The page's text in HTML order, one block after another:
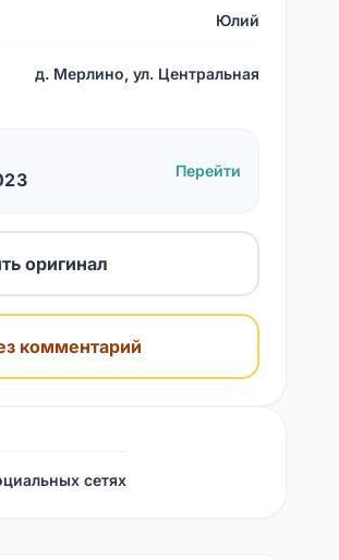
Юлий
д. Мерлино, ул. Центральная
Перейти
оригинал
комментарий
сетях